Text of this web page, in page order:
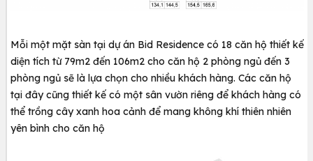
Mỗi một mặt sàn tại dự án Bid Residence có 18 căn hộ thiết kế
diện tích từ 79m2 đến 106m2 cho căn hộ 2 phòng ngủ đến 3
phòng ngủ sẽ là lựa chọn cho nhiều khách hàng. Các căn hộ
tại đây cũng thiết kế có một sân vườn riêng để khách hàng có
thể trồng cây xanh hoa cảnh để mang không khí thiên nhiên
yên bình cho căn hộ